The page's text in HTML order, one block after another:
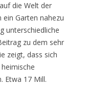
die Welt der
Garten nahezu
unterschiedliche
zu dem sehr
zeigt, dass sich
Etwa 17 Mill.